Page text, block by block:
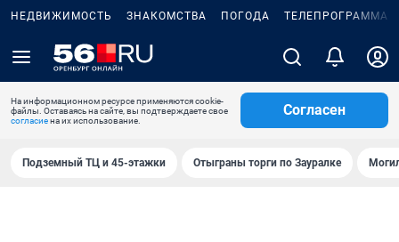
НЕДВИЖИМОСТЬ ЗНАКОМСТВА ПОГОДА ТЕЛЕПРОГРАММА
На информационном ресурсе применяются cookie-
файлы. Оставаясь на сайте, вы подтверждаете свое
согласиена их использование.
Согласен
Подземный ТЦ и 45-этажки Отыграны торги по Зауралке